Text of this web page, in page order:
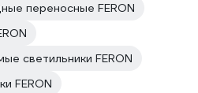
переносные FERON
светильники FERON
FERON